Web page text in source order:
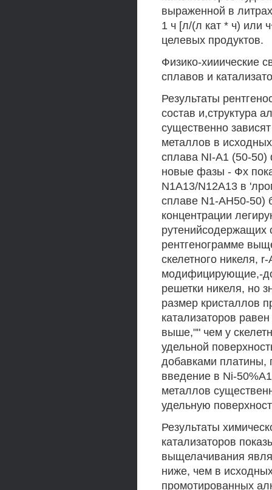
выраженной в
1 ч [л/(л кат * ч) или
целевых продуктов.
Физико-хииические
сплавов и
Результаты
состав и,структура
существенно
металлов в
сплава NI-A1 (50-50)
новые фазы - Фх
N1A13/N12A13 в
сплаве N1-AH50-50)
концентрации
рентгенограмме
скелетного никеля,
модифицирующие,-
решетки никеля, но
размер кристаллов
катализаторов
выше,"" чем у
удельной
добавками платины,
введение в Ni-
металлов
удельную
Результаты
катализаторов
выщелачивания
ниже, чем в
промотированных